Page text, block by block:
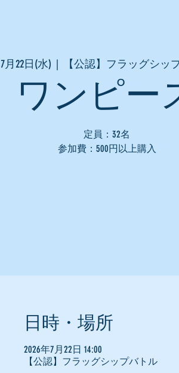
7月22日(水)
  |
【公認】フラッグシッ
ワンピー
定員：32名
参加費：500円以上購入
日時・場所
2026年7月22日 14:00
【公認】フラッグシップバトル